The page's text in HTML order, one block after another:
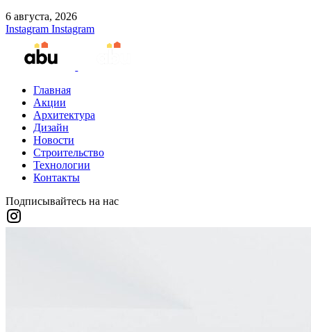
6 августа, 2026
Instagram Instagram
Главная
Акции
Архитектура
Дизайн
Новости
Строительство
Технологии
Контакты
Подписывайтесь на нас